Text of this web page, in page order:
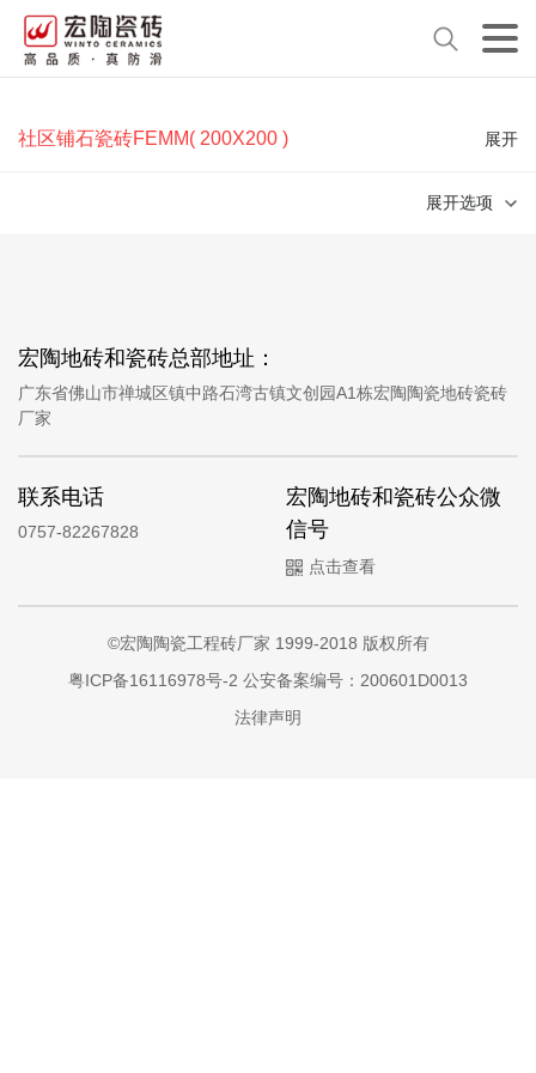
社区铺石瓷砖FEMM( 200X200 ) 展开
展开选项
宏陶地砖和瓷砖总部地址：
广东省佛山市禅城区镇中路石湾古镇文创园A1栋宏陶陶瓷地砖瓷砖
厂家
联系电话
0757-82267828
宏陶地砖和瓷砖公众微
信号
点击查看
©宏陶陶瓷工程砖厂家 1999-2018 版权所有
粤ICP备16116978号-2 公安备案编号：200601D0013
法律声明